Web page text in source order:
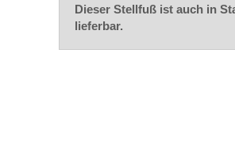
Dieser Stellfuß ist auch in
lieferbar.